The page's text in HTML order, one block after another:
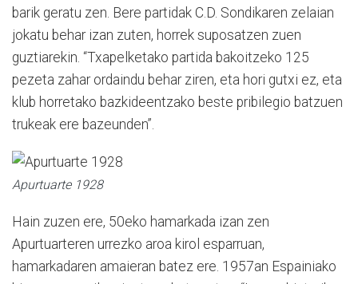
barik geratu zen. Bere partidak C.D. Sondikaren zelaian
jokatu behar izan zuten, horrek suposatzen zuen
guztiarekin. “Txapelketako partida bakoitzeko 125
pezeta zahar ordaindu behar ziren, eta hori gutxi ez, eta
klub horretako bazkideentzako beste pribilegio batzuen
trukeak ere bazeunden”.
Apurtuarte 1928
Hain zuzen ere, 50eko hamarkada izan zen
Apurtuarteren urrezko aroa kirol esparruan,
hamarkadaren amaieran batez ere. 1957an Espainiako